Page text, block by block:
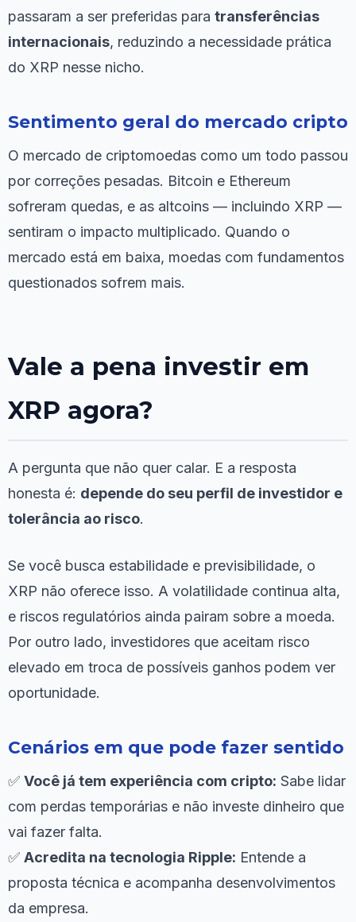
passaram a ser preferidas para transferências
internacionais, reduzindo a necessidade prática
do XRP nesse nicho.
Sentimento geral do mercado cripto
O mercado de criptomoedas como um todo passou
por correções pesadas. Bitcoin e Ethereum
sofreram quedas, e as altcoins — incluindo XRP —
sentiram o impacto multiplicado. Quando o
mercado está em baixa, moedas com fundamentos
questionados sofrem mais.
Vale a pena investir em
XRP agora?
A pergunta que não quer calar. E a resposta
honesta é: depende do seu perfil de investidor e
tolerância ao risco.
Se você busca estabilidade e previsibilidade, o
XRP não oferece isso. A volatilidade continua alta,
e riscos regulatórios ainda pairam sobre a moeda.
Por outro lado, investidores que aceitam risco
elevado em troca de possíveis ganhos podem ver
oportunidade.
Cenários em que pode fazer sentido
✅ Você já tem experiência com cripto: Sabe lidar
com perdas temporárias e não investe dinheiro que
vai fazer falta.
✅ Acredita na tecnologia Ripple: Entende a
proposta técnica e acompanha desenvolvimentos
da empresa.